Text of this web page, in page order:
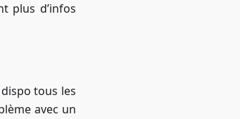
plus d’infos
tous les
avec un